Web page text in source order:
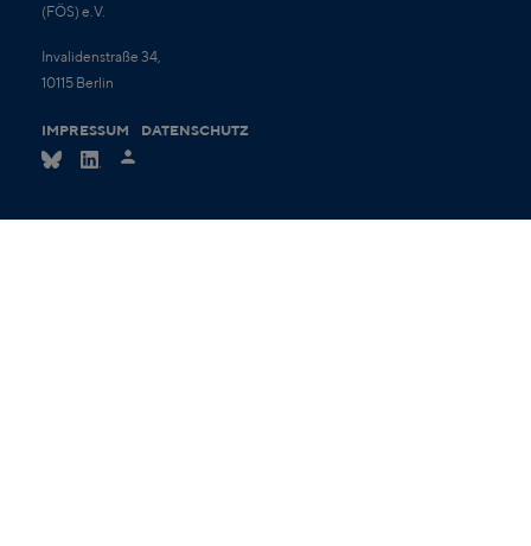
(FÖS) e.V.
Invalidenstraße 34,
10115 Berlin
IMPRESSUM DATENSCHUTZ